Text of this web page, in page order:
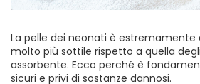
La pelle dei neonati è estremamente
molto più sottile rispetto a quella
assorbente. Ecco perché è
sicuri e privi di sostanze dannosi.